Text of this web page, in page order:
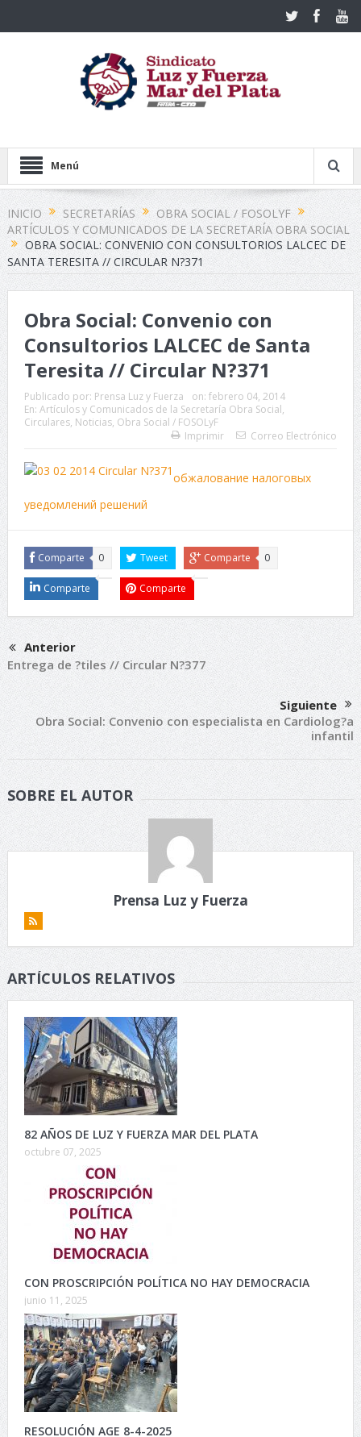
Menú
INICIO SECRETARÍAS
OBRA SOCIAL / FOSOLYF
ARTÍCULOS Y COMUNICADOS DE LA SECRETARÍA OBRA SOCIAL
OBRA SOCIAL: CONVENIO CON CONSULTORIOS LALCEC DE
SANTA TERESITA // CIRCULAR N?371
Obra Social: Convenio con
Consultorios LALCEC de Santa
Teresita // Circular N?371
Publicado por: Prensa Luz y Fuerza on: febrero 04, 2014
En: Artículos y Comunicados de la Secretaría Obra Social,
Circulares, Noticias, Obra Social / FOSOLyF
Imprimir
Correo Electrónico
обжалование налоговых
уведомлений решений
Comparte 0 Tweet Comparte 0
Comparte Comparte
Anterior
Entrega de ?tiles // Circular N?377
Siguiente
Obra Social: Convenio con especialista en Cardiolog?a
infantil
SOBRE EL AUTOR
Prensa Luz y Fuerza
ARTÍCULOS RELATIVOS
82 AÑOS DE LUZ Y FUERZA MAR DEL PLATA
octubre 07, 2025
CON PROSCRIPCIÓN POLÍTICA NO HAY DEMOCRACIA
junio 11, 2025
RESOLUCIÓN AGE 8-4-2025